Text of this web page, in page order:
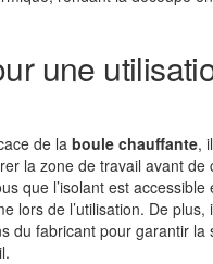
une
de la boule chauffante,
la zone de travail avant de
que l’isolant est accessible
lors de l’utilisation. De plus,
du fabricant pour garantir la